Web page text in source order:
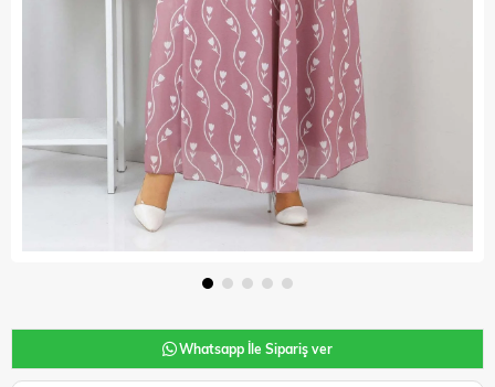
Whatsapp İle Sipariş ver